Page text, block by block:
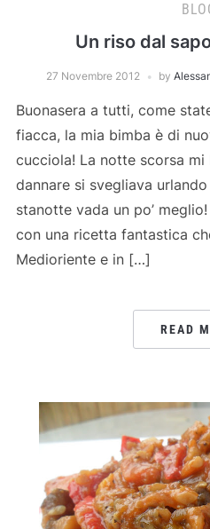
Un riso dal
27 Novembre 2012 by
Buonasera a tutti, come
fiacca, la mia bimba è di
cucciola! La notte scorsa
dannare si svegliava
stanotte vada un po’
con una ricetta fantastica
Medioriente e in […]
READ